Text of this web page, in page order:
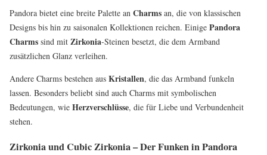
Pandora bietet eine breite Palette an Charms an, die von klassischen
Designs bis hin zu saisonalen Kollektionen reichen. Einige Pandora
Charms sind mit Zirkonia-Steinen besetzt, die dem Armband
zusätzlichen Glanz verleihen.
Andere Charms bestehen aus Kristallen, die das Armband funkeln
lassen. Besonders beliebt sind auch Charms mit symbolischen
Bedeutungen, wie Herzverschlüsse, die für Liebe und Verbundenheit
stehen.
Zirkonia und Cubic Zirkonia – Der Funken in Pandora